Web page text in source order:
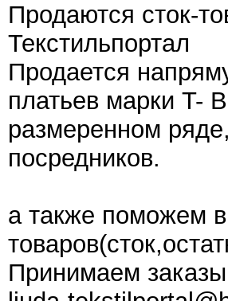
Продаются сток-
Текстильпортал
Продается
платьев марки T-
размеренном
посредников.
а также поможем
Принимаем